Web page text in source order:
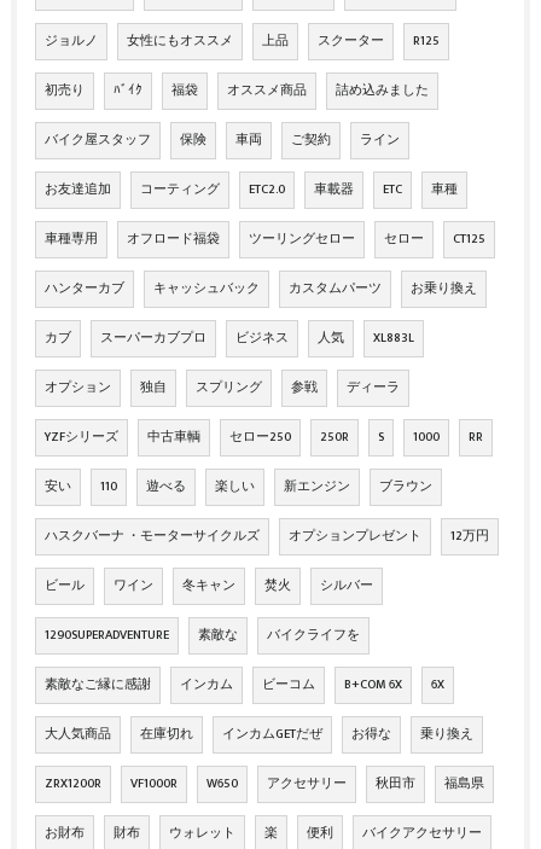
ジョルノ 女性にもオススメ 上品 スクーター R125
初売り ﾊﾞｲｸ 福袋 オススメ商品 詰め込みました
バイク屋スタッフ 保険 車両 ご契約 ライン
お友達追加 コーティング ETC2.0 車載器 ETC 車種
車種専用 オフロード福袋 ツーリングセロー セロー CT125
ハンターカブ キャッシュバック カスタムパーツ お乗り換え
カブ スーパーカブプロ ビジネス 人気 XL883L
オプション 独自 スプリング 参戦 ディーラ
YZFシリーズ 中古車輌 セロー250 250R S 1000 RR
安い 110 遊べる 楽しい 新エンジン ブラウン
ハスクバーナ ・モーターサイクルズ オプションプレゼント 12万円
ビール ワイン 冬キャン 焚火 シルバー
1290SUPERADVENTURE 素敵な バイクライフを
素敵なご縁に感謝 インカム ビーコム B+COM 6X 6X
大人気商品 在庫切れ インカムGETだぜ お得な 乗り換え
ZRX1200R VF1000R W650 アクセサリー 秋田市 福島県
お財布 財布 ウォレット 楽 便利 バイクアクセサリー